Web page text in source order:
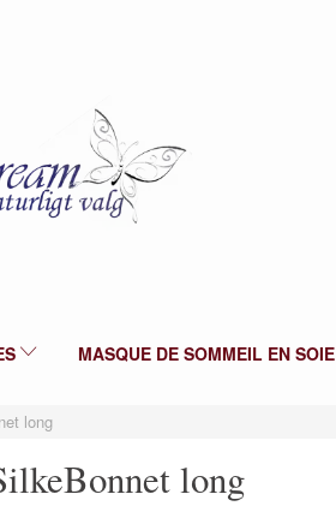
MASQUE DE SOMMEIL EN SOIE
long
long